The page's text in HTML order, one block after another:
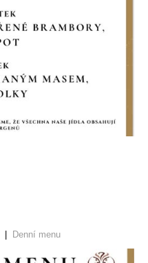
Denní menu